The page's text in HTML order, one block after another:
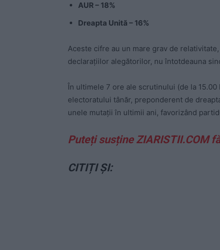
AUR – 18%
Dreapta Unită – 16%
Aceste cifre au un mare grav de
declarațiilor alegătorilor, nu întotdeauna
În ultimele 7 ore ale scrutinului (de la
electoratului tânăr, preponderent de
unele mutații în ultimii ani, favorizând
Puteți susține ZIARISTII.COM
CITIȚI ȘI: